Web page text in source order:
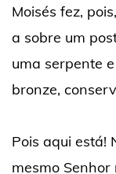
Moisés fez,
a sobre um
uma serpente
bronze,
Pois aqui está!
mesmo